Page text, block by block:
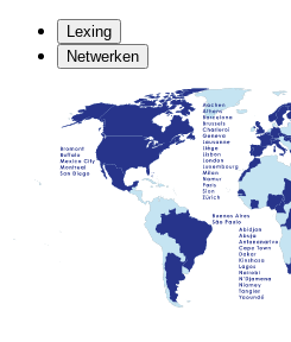
Lexing
Netwerken